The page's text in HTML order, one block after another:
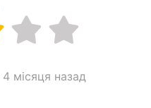
4 місяця назад